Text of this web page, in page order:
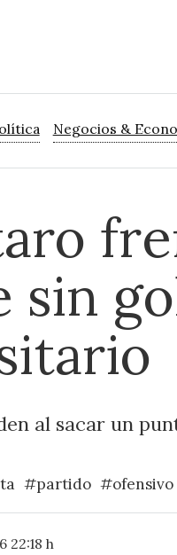
Negocios &
sin
al sacar un
#partido #ofensivo
22:18 h